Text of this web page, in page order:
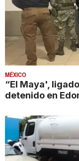
MÉXICO
“El Maya',
detenido en